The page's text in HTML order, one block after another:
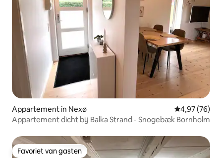
Appartement in Nexø Gemiddelde
4,97 (76)
Appartement dicht bij Balka Strand - Snogebæk Bornholm
Favoriet van gasten
Favoriet van gasten